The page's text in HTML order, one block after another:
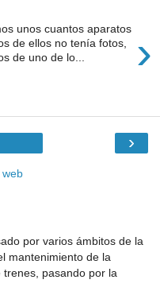
›
unos cuantos aparatos
de ellos no tenía fotos,
de uno de lo...
›
por varios ámbitos de la
mantenimiento de la
pasando por la